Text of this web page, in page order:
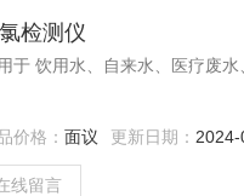
检测仪
于 饮用水、自来水、医疗废
价格： 面议 更新日期： 2024-
线留言